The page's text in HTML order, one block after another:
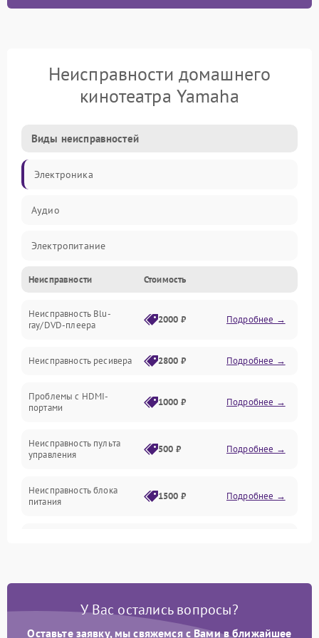
Неисправности домашнего
кинотеатра Yamaha
Виды неисправностей
Электроника
Аудио
Электропитание
Интерфейсы
Акустика
Механические повреждения
Неисправности Стоимость
Неисправность Blu-
ray/DVD-плеера
2000 ₽ Подробнее →
Неисправность ресивера 2800 ₽ Подробнее →
Проблемы с HDMI-
портами
1000 ₽ Подробнее →
Неисправность пульта
управления
500 ₽ Подробнее →
Неисправность блока
питания
1500 ₽ Подробнее →
Неисправность
Неисправность Wi-
У Вас остались вопросы?
Оставьте заявку, мы свяжемся с Вами в ближайшее